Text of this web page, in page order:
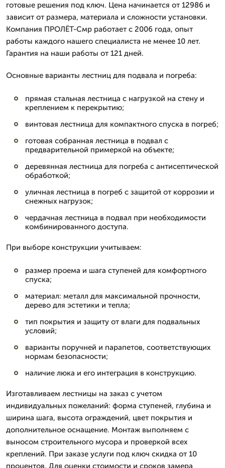
готовые решения под ключ. Цена начинается от 12986 и
зависит от размера, материала и сложности установки.
Компания ПРОЛЁТ-Смр работает с 2006 года, опыт
работы каждого нашего специалиста не менее 10 лет.
Гарантия на наши работы от 121 дней.
Основные варианты лестниц для подвала и погреба:
прямая стальная лестница с нагрузкой на стену и
креплением к перекрытию;
винтовая лестница для компактного спуска в погреб;
готовая собранная лестница в подвал с
предварительной примеркой на объекте;
деревянная лестница для погреба с антисептической
обработкой;
уличная лестница в погреб с защитой от коррозии и
снежных нагрузок;
чердачная лестница в подвал при необходимости
комбинированного доступа.
При выборе конструкции учитываем:
размер проема и шага ступеней для комфортного
спуска;
материал: металл для максимальной прочности,
дерево для эстетики и тепла;
тип покрытия и защиту от влаги для подвальных
условий;
варианты поручней и парапетов, соответствующих
нормам безопасности;
наличие люка и его интеграция в конструкцию.
Изготавливаем лестницы на заказ с учетом
индивидуальных пожеланий: форма ступеней, глубина и
ширина шага, высота ограждений, цвет покрытия и
дополнительное оснащение. Монтаж выполняем с
выносом строительного мусора и проверкой всех
креплений. При заказе услуги под ключ скидка от 10
процентов. Для оценки стоимости и сроков замера